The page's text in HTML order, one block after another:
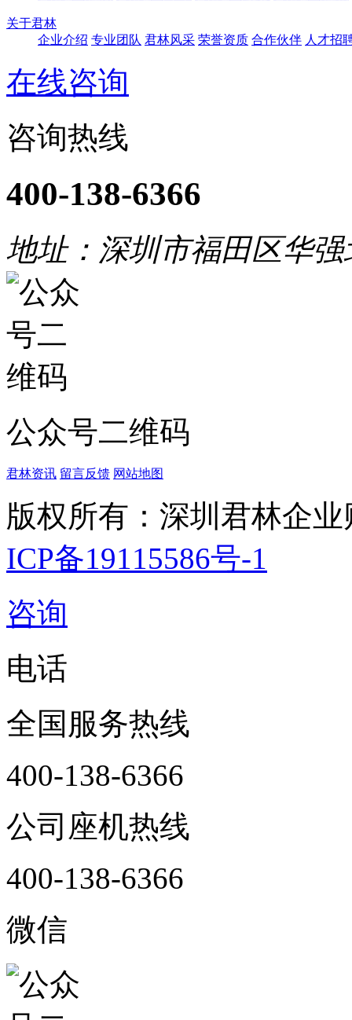
关于君林
企业介绍 专业团队 君林风采 荣誉资质 合作伙伴 人才招
在线咨询
咨询热线
400-138-6366
地址：深圳市福田区华
公众号二维码
君林资讯 留言反馈 网站地图
版权所有：深圳君林企
ICP备19115586号-1
咨询
电话
全国服务热线
400-138-6366
公司座机热线
400-138-6366
微信